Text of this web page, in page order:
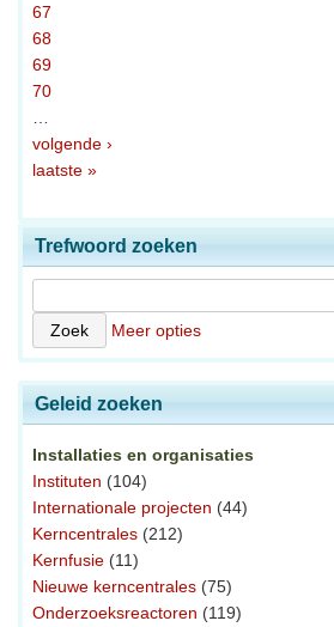
67
68
69
70
…
volgende ›
laatste »
Trefwoord zoeken
Meer opties
Geleid zoeken
Installaties en organisaties
Instituten (104)
Internationale projecten (44)
Kerncentrales (212)
Kernfusie (11)
Nieuwe kerncentrales (75)
Onderzoeksreactoren (119)